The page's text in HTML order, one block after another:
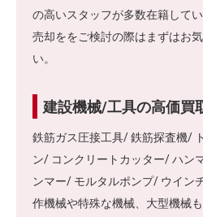
の高いスタッフが多数在籍してい
売却ををご検討の際はまずはお
い。
建設機械/工具の高価買
鉄筋ガス圧接工具/ 鉄筋探査機/
ン/ コンクリートカッター/ ハン
ンマー/ モルタルポンプ/ ウイン
作機械や特殊な機械、大型機械